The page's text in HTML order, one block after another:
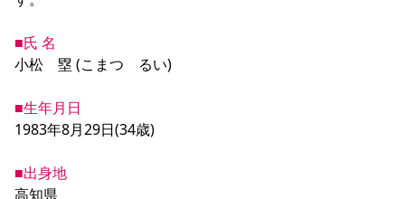
初めて観戦ガイド
観戦マナー&ルール
ビジターサポーター観戦ガイド
YANMAR HANASAKA STADIUM
DAZNで観戦
サポートする
Lise（ライセンスビジネス）
サステナビリティポリシー
活動レポート
ファンクラブ
ニュース
ニュース
すべて チーム グッズ
レディース
アカデミー
■氏 名
小松　塁 (こまつ　るい)
■生年月日
1983年8月29日(34歳)
■出身地
高知県